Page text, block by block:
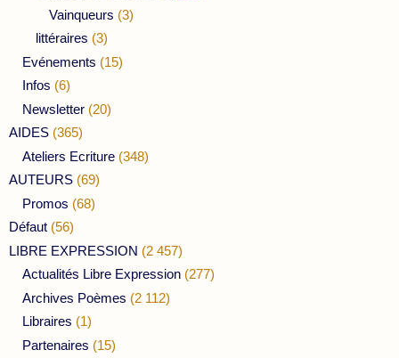
Vainqueurs (3)
littéraires (3)
Evénements (15)
Infos (6)
Newsletter (20)
AIDES (365)
Ateliers Ecriture (348)
AUTEURS (69)
Promos (68)
Défaut (56)
LIBRE EXPRESSION (2 457)
Actualités Libre Expression (277)
Archives Poèmes (2 112)
Libraires (1)
Partenaires (15)